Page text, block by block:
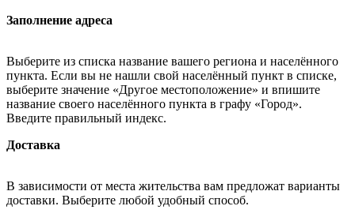
Заполнение адреса
Выберите из списка название вашего региона и населённого
пункта. Если вы не нашли свой населённый пункт в списке,
выберите значение «Другое местоположение» и впишите
название своего населённого пункта в графу «Город».
Введите правильный индекс.
Доставка
В зависимости от места жительства вам предложат варианты
доставки. Выберите любой удобный способ.